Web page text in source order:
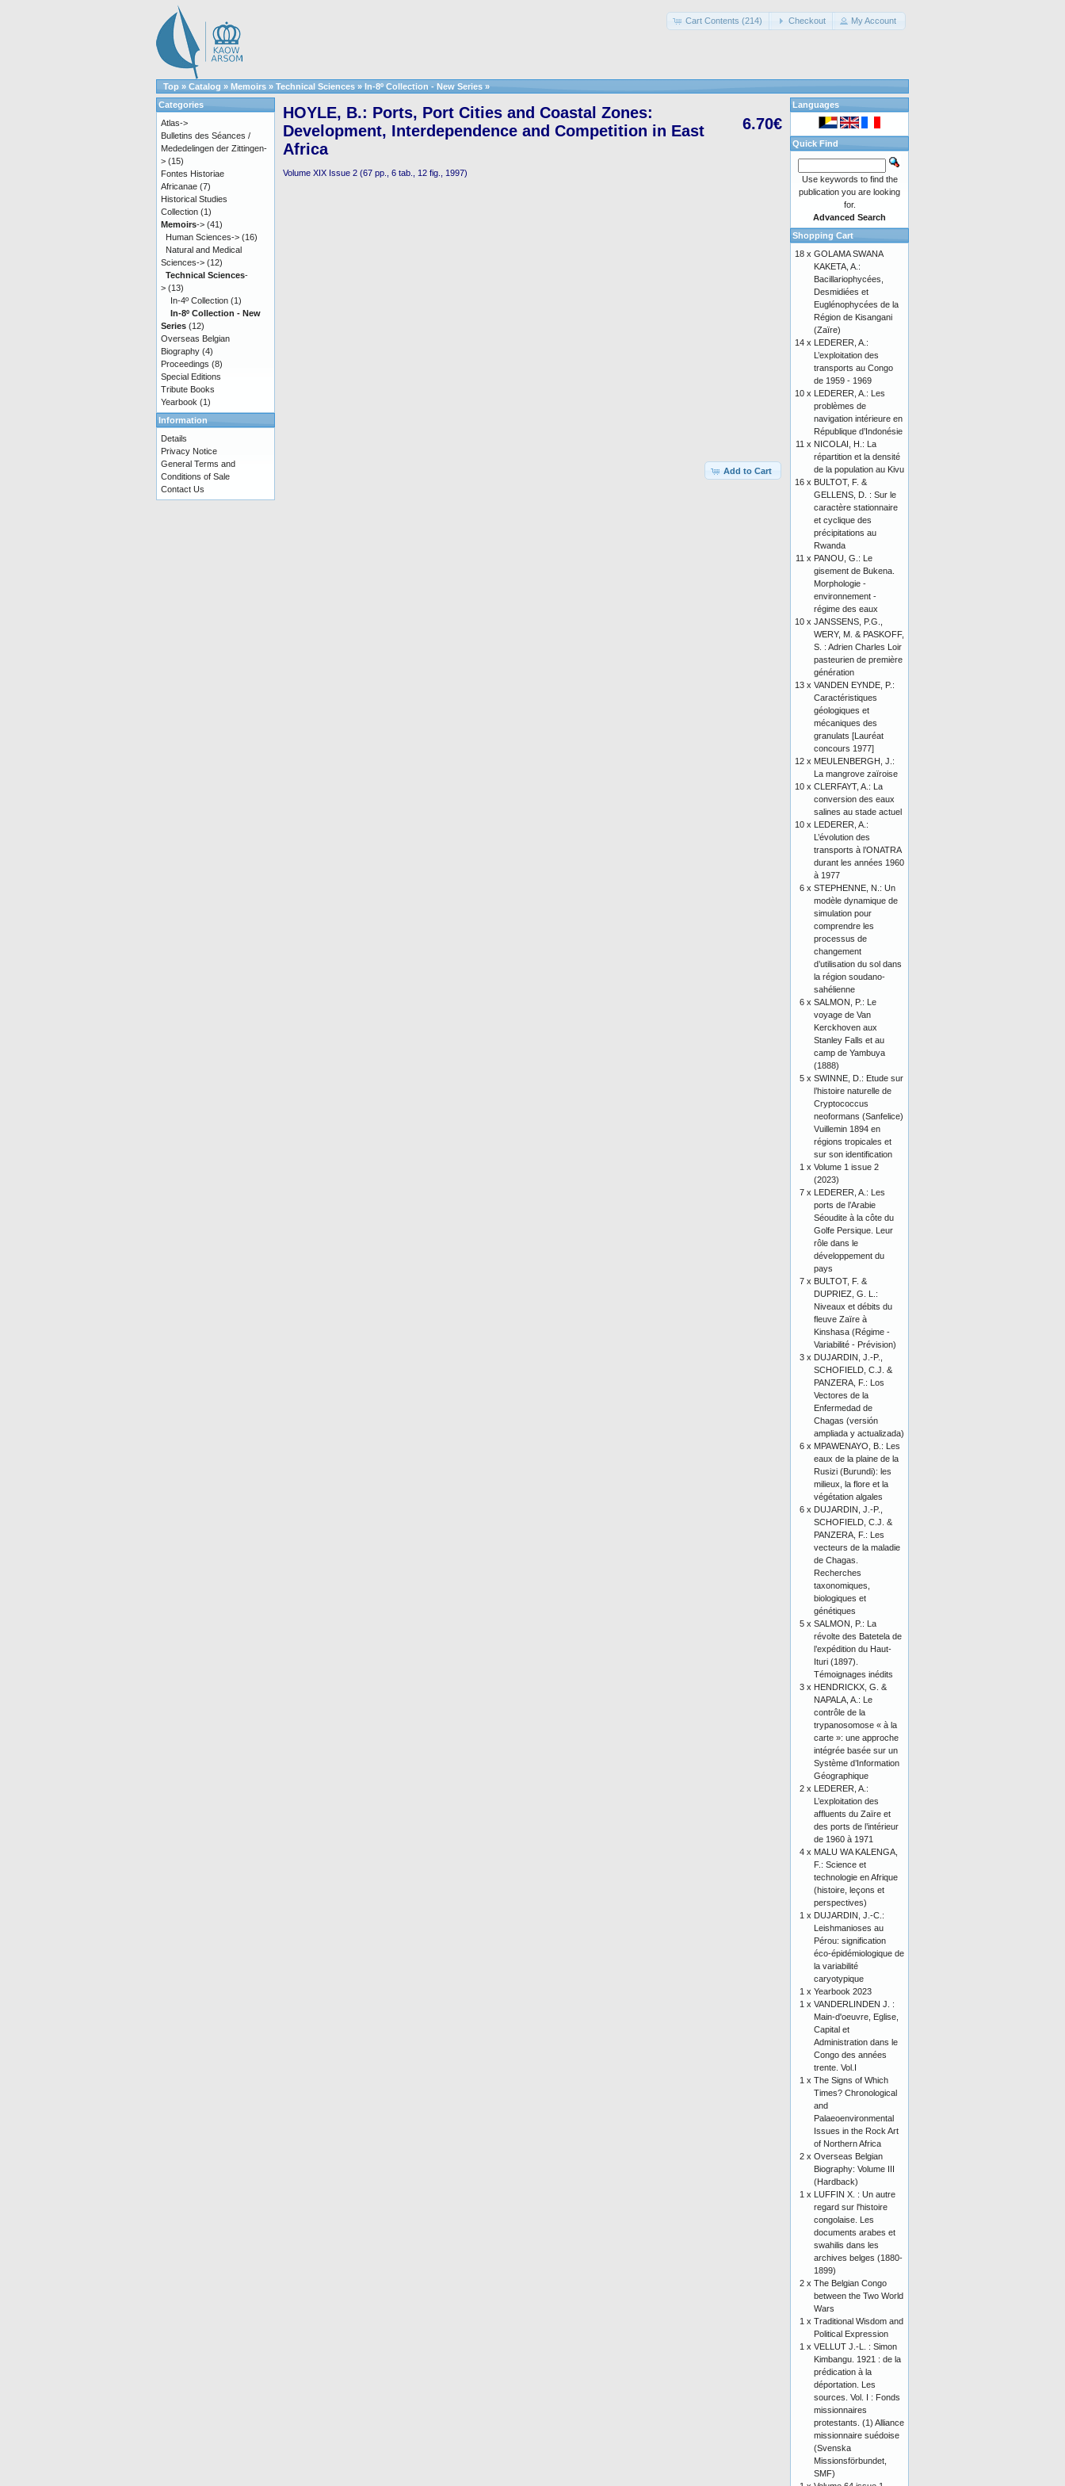
Cart Contents (214) Checkout My Account
Top » Catalog » Memoirs » Technical Sciences » In-8º Collection - New Series »
6.70€
HOYLE, B.: Ports, Port Cities and Coastal Zones:
Development, Interdependence and Competition in East
Africa
Volume XIX Issue 2 (67 pp., 6 tab., 12 fig., 1997)
Add to Cart
Categories
Atlas->
Bulletins des Séances /
Mededelingen der Zittingen-
> (15)
Fontes Historiae
Africanae (7)
Historical Studies
Collection (1)
Memoirs-> (41)
Human Sciences-> (16)
Natural and Medical
Sciences-> (12)
Technical Sciences-
> (13)
In-4º Collection (1)
In-8º Collection - New
Series (12)
Overseas Belgian
Biography (4)
Proceedings (8)
Special Editions
Tribute Books
Yearbook (1)
Information
Details
Privacy Notice
General Terms and
Conditions of Sale
Contact Us
Languages
Quick Find
Use keywords to find the
publication you are looking
for.
Advanced Search
Shopping Cart
18 x GOLAMA SWANA
KAKETA, A.:
Bacillariophycées,
Desmidiées et
Euglénophycées de la
Région de Kisangani
(Zaïre)
14 x LEDERER, A.:
L’exploitation des
transports au Congo
de 1959 - 1969
10 x LEDERER, A.: Les
problèmes de
navigation intérieure en
République d’Indonésie
11 x NICOLAI, H.: La
répartition et la densité
de la population au Kivu
16 x BULTOT, F. &
GELLENS, D. : Sur le
caractère stationnaire
et cyclique des
précipitations au
Rwanda
11 x PANOU, G.: Le
gisement de Bukena.
Morphologie -
environnement -
régime des eaux
10 x JANSSENS, P.G.,
WERY, M. & PASKOFF,
S. : Adrien Charles Loir
pasteurien de première
génération
13 x VANDEN EYNDE, P.:
Caractéristiques
géologiques et
mécaniques des
granulats [Lauréat
concours 1977]
12 x MEULENBERGH, J.:
La mangrove zaïroise
10 x CLERFAYT, A.: La
conversion des eaux
salines au stade actuel
10 x LEDERER, A.:
L’évolution des
transports à l’ONATRA
durant les années 1960
à 1977
6 x STEPHENNE, N.: Un
modèle dynamique de
simulation pour
comprendre les
processus de
changement
d’utilisation du sol dans
la région soudano-
sahélienne
6 x SALMON, P.: Le
voyage de Van
Kerckhoven aux
Stanley Falls et au
camp de Yambuya
(1888)
5 x SWINNE, D.: Etude sur
l’histoire naturelle de
Cryptococcus
neoformans (Sanfelice)
Vuillemin 1894 en
régions tropicales et
sur son identification
1 x Volume 1 issue 2
(2023)
7 x LEDERER, A.: Les
ports de l’Arabie
Séoudite à la côte du
Golfe Persique. Leur
rôle dans le
développement du
pays
7 x BULTOT, F. &
DUPRIEZ, G. L.:
Niveaux et débits du
fleuve Zaïre à
Kinshasa (Régime -
Variabilité - Prévision)
3 x DUJARDIN, J.-P.,
SCHOFIELD, C.J. &
PANZERA, F.: Los
Vectores de la
Enfermedad de
Chagas (versión
ampliada y actualizada)
6 x MPAWENAYO, B.: Les
eaux de la plaine de la
Rusizi (Burundi): les
milieux, la flore et la
végétation algales
6 x DUJARDIN, J.-P.,
SCHOFIELD, C.J. &
PANZERA, F.: Les
vecteurs de la maladie
de Chagas.
Recherches
taxonomiques,
biologiques et
génétiques
5 x SALMON, P.: La
révolte des Batetela de
l’expédition du Haut-
Ituri (1897).
Témoignages inédits
3 x HENDRICKX, G. &
NAPALA, A.: Le
contrôle de la
trypanosomose « à la
carte »: une approche
intégrée basée sur un
Système d’Information
Géographique
2 x LEDERER, A.:
L’exploitation des
affluents du Zaïre et
des ports de l’intérieur
de 1960 à 1971
4 x MALU WA KALENGA,
F.: Science et
technologie en Afrique
(histoire, leçons et
perspectives)
1 x DUJARDIN, J.-C.:
Leishmanioses au
Pérou: signification
éco-épidémiologique de
la variabilité
caryotypique
1 x Yearbook 2023
1 x VANDERLINDEN J. :
Main-d'oeuvre, Eglise,
Capital et
Administration dans le
Congo des années
trente. Vol.I
1 x The Signs of Which
Times? Chronological
and
Palaeoenvironmental
Issues in the Rock Art
of Northern Africa
2 x Overseas Belgian
Biography: Volume III
(Hardback)
1 x LUFFIN X. : Un autre
regard sur l'histoire
congolaise. Les
documents arabes et
swahilis dans les
archives belges (1880-
1899)
2 x The Belgian Congo
between the Two World
Wars
1 x Traditional Wisdom and
Political Expression
1 x VELLUT J.-L. : Simon
Kimbangu. 1921 : de la
prédication à la
déportation. Les
sources. Vol. I : Fonds
missionnaires
protestants. (1) Alliance
missionnaire suédoise
(Svenska
Missionsförbundet,
SMF)